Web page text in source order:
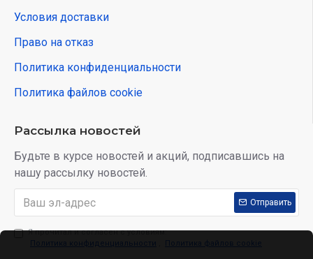
Условия доставки
Право на отказ
Политика конфиденциальности
Политика файлов cookie
Рассылка новостей
Будьте в курсе новостей и акций, подписавшись на
нашу рассылку новостей.
Отправить
Я прочитал и согласен с условиям:
Политика конфиденциальности
Политика файлов cookie